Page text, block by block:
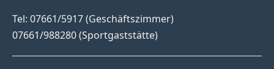
Tel: 07661/5917 (Geschäftszimmer)
07661/988280 (Sportgaststätte)